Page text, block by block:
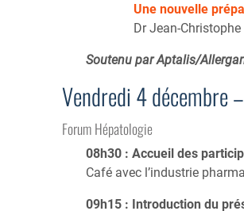
Une nouvelle
Dr Jean-
Soutenu par Aptalis/
Vendredi 4 décembre
Forum Hépatologie
08h30 : Accueil des
Café avec l’industrie
09h15 : Introduction du